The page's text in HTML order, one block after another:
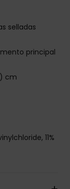
selladas
principal
cm
11%